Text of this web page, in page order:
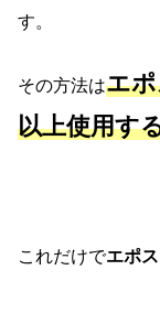
す。
その方法はエ
以上使用す
これだけでエポ